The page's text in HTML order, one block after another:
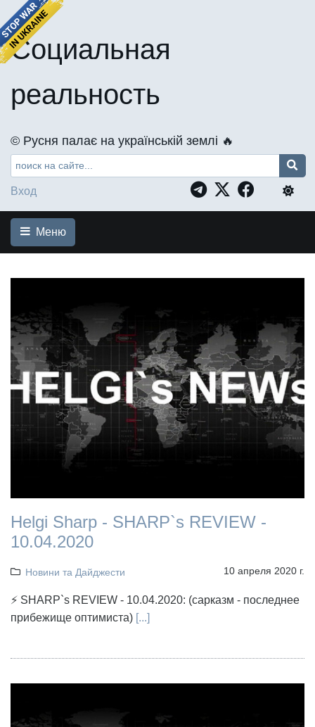
Социальная
реальность
©️ Русня палає на українській землі 🔥
Вход
Меню
Helgi Sharp - SHARP`s REVIEW -
10.04.2020
Новини та Дайджести 10 апреля 2020 г.
⚡ SHARP`s REVIEW - 10.04.2020: (сарказм - последнее
прибежище оптимиста) [...]